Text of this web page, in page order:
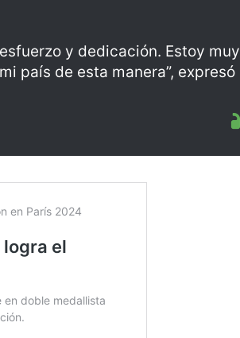
y dedicación. Estoy muy
país de esta manera”, expresó